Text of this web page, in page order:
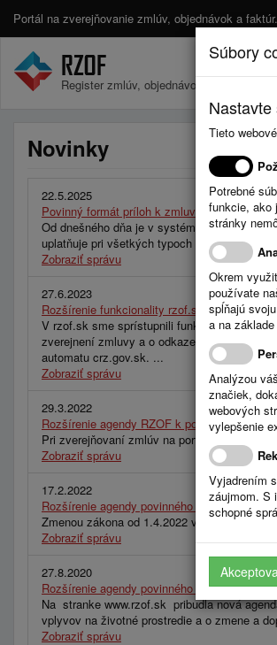
Portál na zverejňovanie zmlúv, objednávok a faktúr.
Register zmlúv, objednávok a faktúr.
Novinky
22.5.2025
Povinný formát príloh k zmluvám – PDF
Od dnešného dňa je v systéme RZOF.sk
uplatňuje pri všetkých typoch vstupov – cez
Zobraziť správu
27.6.2023
Rozšírenie funkcionality rzof.sk pri
V rzof.sk sme sprístupnili funkcionalitu,
zverejnení zmluvy a o odkaze na zmluvu na
automatu crz.gov.sk. ...
Zobraziť správu
29.3.2022
Rozšírenie agendy RZOF k povinnému
Pri zverejňovaní zmlúv na portáli RZOF
Zobraziť správu
17.2.2022
Rozšírenie agendy povinného
Zmenou zákona od 1.4.2022 vzniká
Zobraziť správu
27.8.2020
Rozšírenie agendy povinného zverejňovania
Na stranke www.rzof.sk pribudla nová
vplyvov na životné prostredie a o zmene a
Zobraziť správu
Súbory
Tieto
Potrebné
funkcie, ako
stránky
Okrem
používate
spĺňajú
a na
Analýzou
značiek,
webových
vylepšenie
Vyjadrením
záujmom. S
schopné